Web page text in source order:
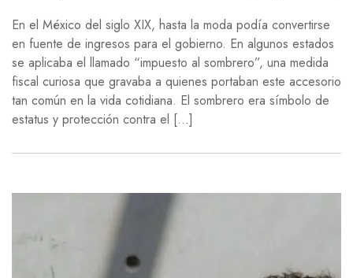
En el México del siglo XIX, hasta la moda podía convertirse
en fuente de ingresos para el gobierno. En algunos estados
se aplicaba el llamado “impuesto al sombrero”, una medida
fiscal curiosa que gravaba a quienes portaban este accesorio
tan común en la vida cotidiana. El sombrero era símbolo de
estatus y protección contra el […]